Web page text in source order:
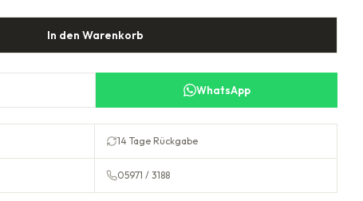
In den Warenkorb
WhatsApp
14 Tage Rückgabe
05971 / 3188